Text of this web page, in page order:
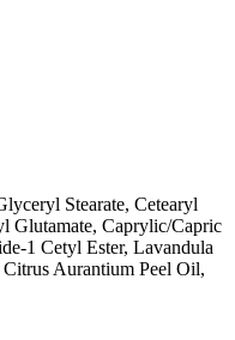
Stearate, Cetearyl
Glutamate, Caprylic/Capric
1 Cetyl Ester, Lavandula
Aurantium Peel Oil,